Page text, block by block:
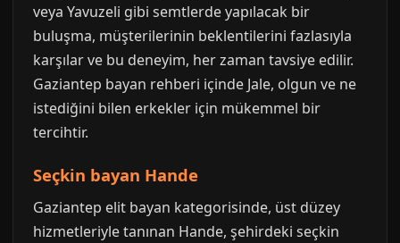
veya Yavuzeli gibi semtlerde yapılacak bir
buluşma, müşterilerinin beklentilerini fazlasıyla
karşılar ve bu deneyim, her zaman tavsiye edilir.
Gaziantep bayan rehberi içinde Jale, olgun ve ne
istediğini bilen erkekler için mükemmel bir
tercihtir.
Seçkin bayan Hande
Gaziantep elit bayan kategorisinde, üst düzey
hizmetleriyle tanınan Hande, şehirdeki seçkin